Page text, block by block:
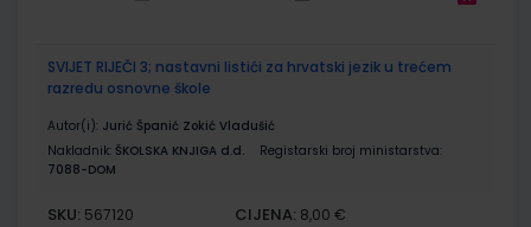
SVIJET RIJEČI 3; nastavni listići za hrvatski jezik u trećem
razredu osnovne škole
Autor(i): Jurić Španić Zokić Vladušić
Nakladnik: ŠKOLSKA KNJIGA d.d.
Registarski broj ministarstva:
7088-DOM
SKU: 567120 CIJENA: 8,00 €